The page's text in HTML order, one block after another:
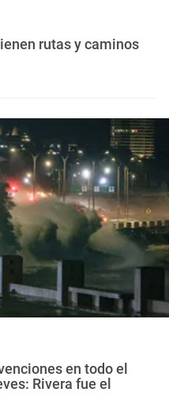
rutas y caminos
en todo el
Rivera fue el